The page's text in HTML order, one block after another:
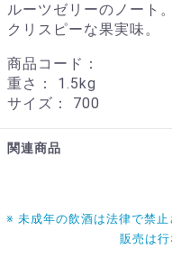
ルーツゼリーのノート
クリスピーな果実味。
商品コード：
重さ： 1.5kg
サイズ： 700
関連商品
※ 未成年の飲酒は法律で禁
販売は行